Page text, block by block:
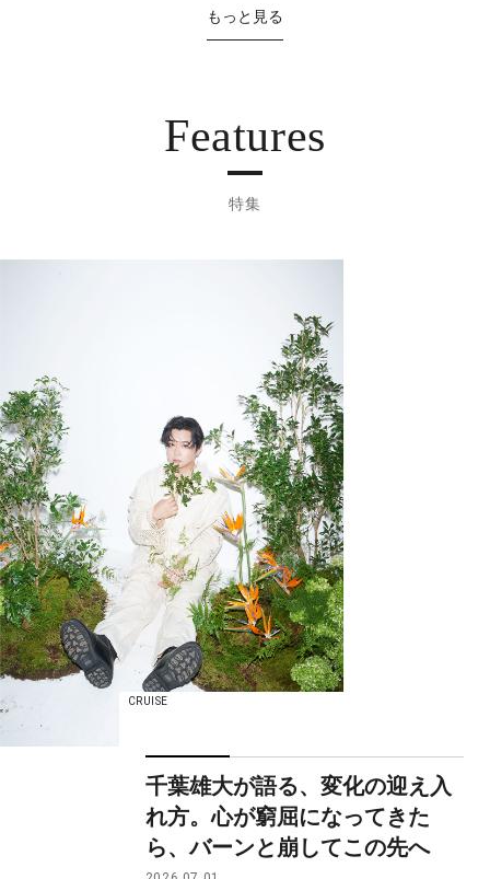
もっと見る
Features
特集
CRUISE
千葉雄大が語る、変化の迎え入
れ方。心が窮屈になってきた
ら、バーンと崩してこの先へ